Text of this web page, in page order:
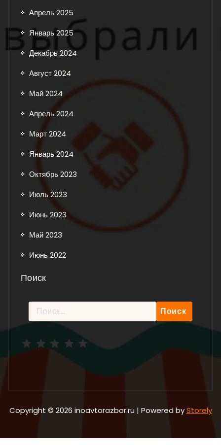
Апрель 2025
Январь 2025
Декабрь 2024
Август 2024
Май 2024
Апрель 2024
Март 2024
Январь 2024
Октябрь 2023
Июль 2023
Июнь 2023
Май 2023
Июнь 2022
Поиск
Найти:
Copyright © 2026 inoavtorazbor.ru | Powered byStorely